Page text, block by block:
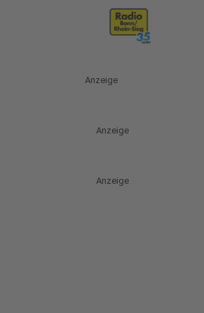
Anzeige
Anzeige
Anzeige